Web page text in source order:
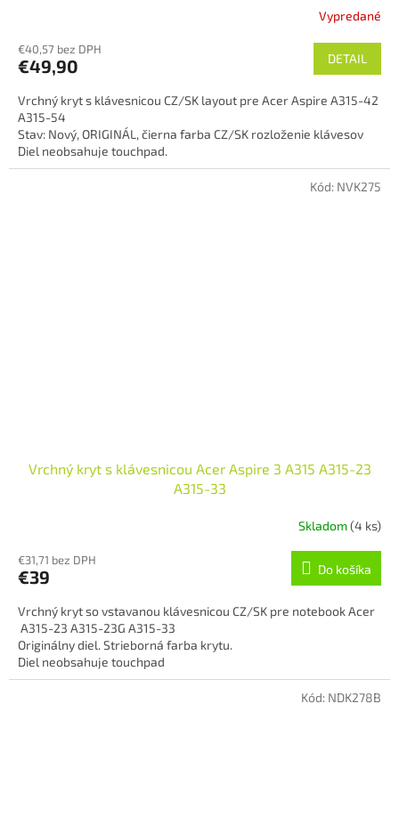
Vypredané
€40,57 bez DPH
€49,90 DETAIL
Vrchný kryt s klávesnicou CZ/SK layout pre Acer Aspire A315-42
A315-54
Stav: Nový, ORIGINÁL, čierna farba CZ/SK rozloženie klávesov
Diel neobsahuje touchpad.
Obrázok ilustračný-DE layout
Vrchný kryt s klávesnicou Acer Aspire 3 A315 A315-23
A315-33
Skladom(4 ks)
€31,71 bez DPH
€39 Do košíka
Vrchný kryt so vstavanou klávesnicou CZ/SK pre notebook Acer
A315-23 A315-23G A315-33
Originálny diel. Strieborná farba krytu.
Diel neobsahuje touchpad
Kód: NVK275
Kód: NDK278B